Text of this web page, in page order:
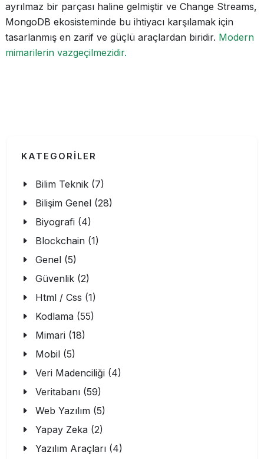
ayrılmaz bir parçası haline gelmiştir ve Change Streams,
MongoDB ekosisteminde bu ihtiyacı karşılamak için
tasarlanmış en zarif ve güçlü araçlardan biridir. Modern
mimarilerin vazgeçilmezidir.
KATEGORİLER
Bilim Teknik (7)
Bilişim Genel (28)
Biyografi (4)
Blockchain (1)
Genel (5)
Güvenlik (2)
Html / Css (1)
Kodlama (55)
Mimari (18)
Mobil (5)
Veri Madenciliği (4)
Veritabanı (59)
Web Yazılım (5)
Yapay Zeka (2)
Yazılım Araçları (4)